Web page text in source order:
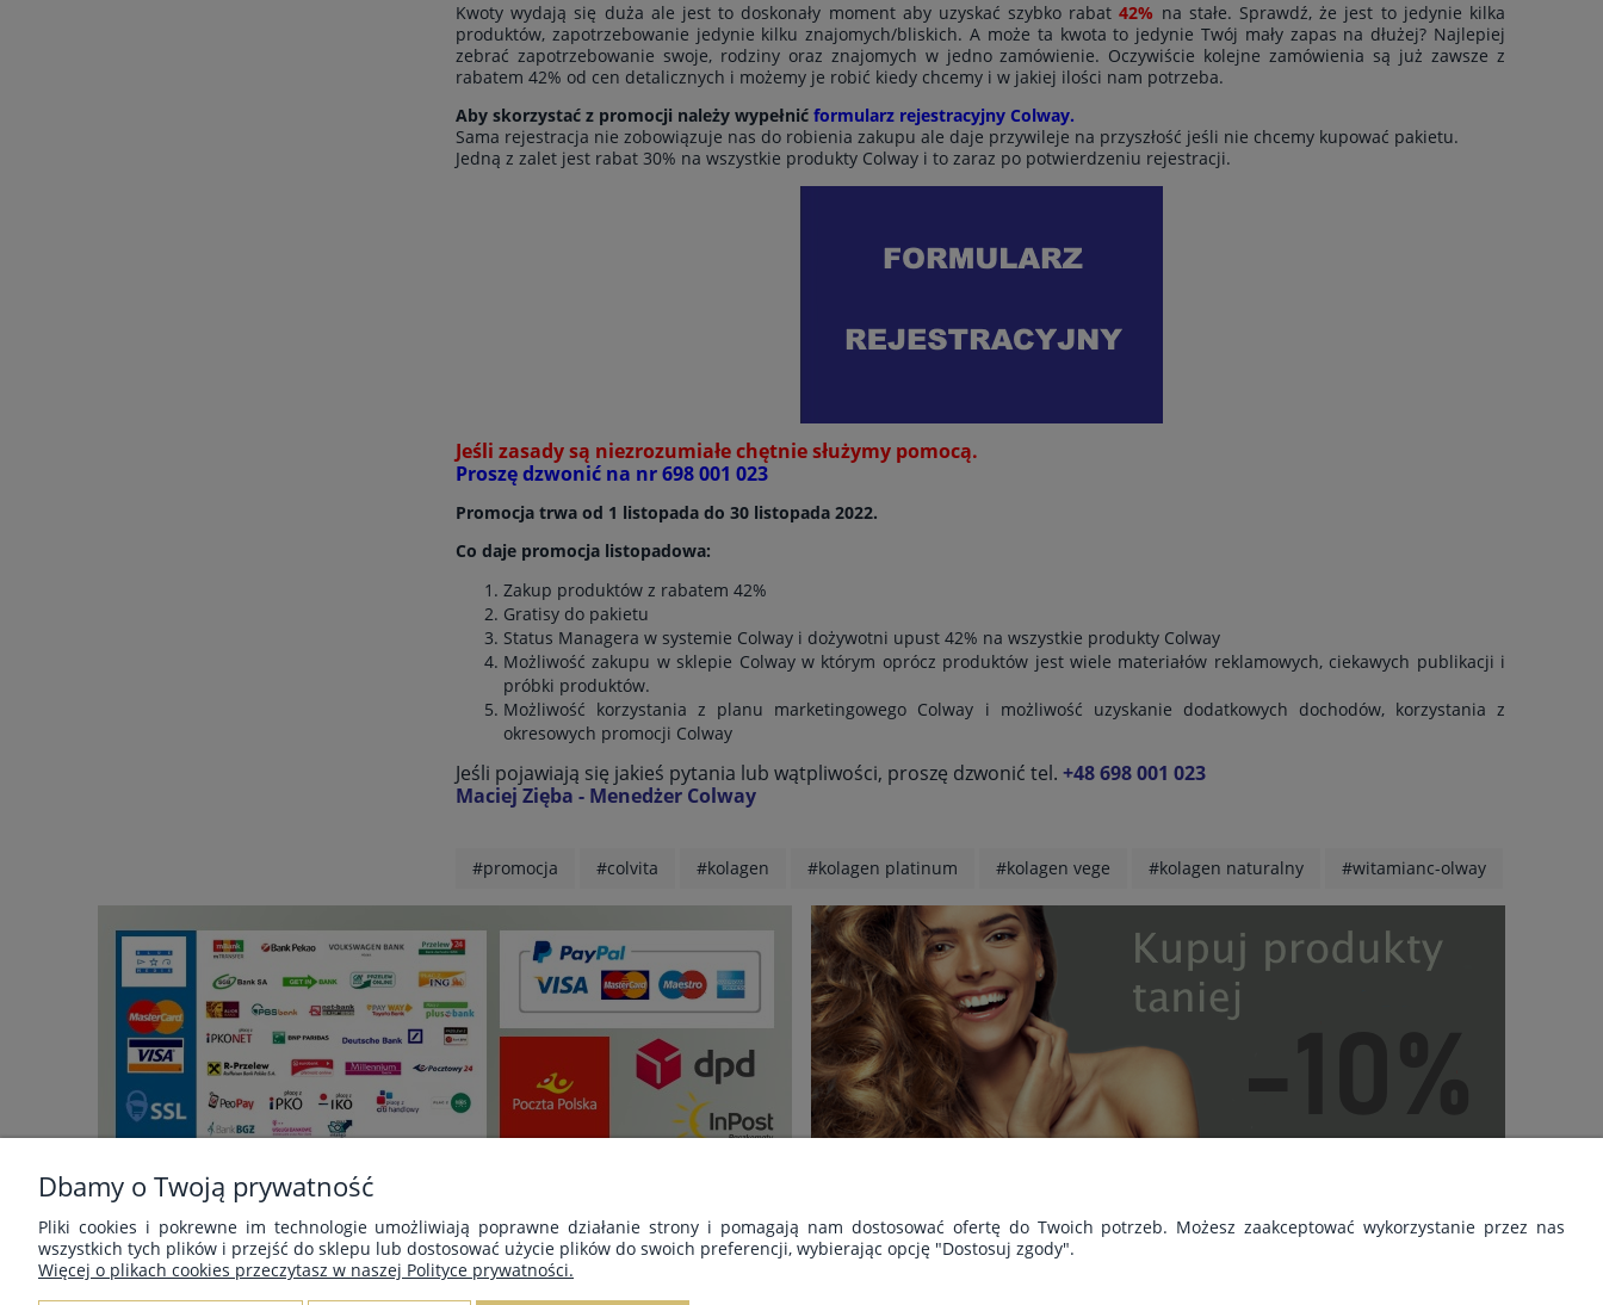
Kwoty wydają się duża ale jest to doskonały moment aby uzyskać szybko rabat42% na stałe. Sprawdź, że jest to jedynie kilka
produktów, zapotrzebowanie jedynie kilku znajomych/bliskich. A może ta kwota to jedynie Twój mały zapas na dłużej? Najlepiej
zebrać zapotrzebowanie swoje, rodziny oraz znajomych w jedno zamówienie. Oczywiście kolejne zamówienia są już zawsze z
rabatem 42% od cen detalicznych i możemy je robić kiedy chcemy i w jakiej ilości nam potrzeba.
Aby skorzystać z promocji należy wypełnić formularz rejestracyjny Colway.
Sama rejestracja nie zobowiązuje nas do robienia zakupu ale daje przywileje na przyszłość jeśli nie chcemy kupować pakietu.
Jedną z zalet jest rabat 30% na wszystkie produkty Colway i to zaraz po potwierdzeniu rejestracji.
Jeśli zasady są niezrozumiałe chętnie służymy pomocą.
Proszę dzwonić na nr 698 001 023
Promocja trwa od 1 listopada do 30 listopada 2022.
Co daje promocja listopadowa:
Zakup produktów z rabatem 42%
Gratisy do pakietu
Status Managera w systemie Colway i dożywotni upust 42% na wszystkie produkty Colway
Możliwość zakupu w sklepie Colway w którym oprócz produktów jest wiele materiałów reklamowych, ciekawych publikacji i
próbki produktów.
Możliwość korzystania z planu marketingowego Colway i możliwość uzyskanie dodatkowych dochodów, korzystania z
okresowych promocji Colway
Jeśli pojawiają się jakieś pytania lub wątpliwości, proszę dzwonić tel. +48 698 001 023
Maciej Zięba - Menedżer Colway
#promocja #colvita #kolagen #kolagen platinum #kolagen vege #kolagen naturalny #witamianc-olway
POMOC MOJE KONTO
Dbamy o Twoją prywatność
Pliki cookies i pokrewne im technologie umożliwiają poprawne działanie strony i pomagają nam dostosować ofertę do Twoich potrzeb. Możesz zaakceptować wykorzystanie przez nas
wszystkich tych plików i przejść do sklepu lub dostosować użycie plików do swoich preferencji, wybierając opcję "Dostosuj zgody".
Więcej o plikach cookies przeczytasz w naszej Polityce prywatności.